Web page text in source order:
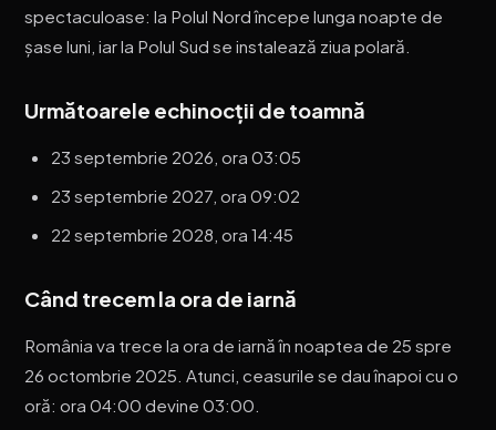
spectaculoase: la Polul Nord începe lunga noapte de
șase luni, iar la Polul Sud se instalează ziua polară.
Următoarele echinocții de toamnă
23 septembrie 2026, ora 03:05
23 septembrie 2027, ora 09:02
22 septembrie 2028, ora 14:45
Când trecem la ora de iarnă
România va trece la ora de iarnă în noaptea de 25 spre
26 octombrie 2025. Atunci, ceasurile se dau înapoi cu o
oră: ora 04:00 devine 03:00.